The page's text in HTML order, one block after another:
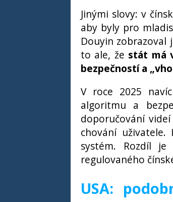
Jinými slovy: v
aby byly pro
Douyin zobrazoval
to ale, že stát má
bezpečností a
V roce 2025
algoritmu a
doporučování
chování
systém. Rozdíl
regulovaného
USA: